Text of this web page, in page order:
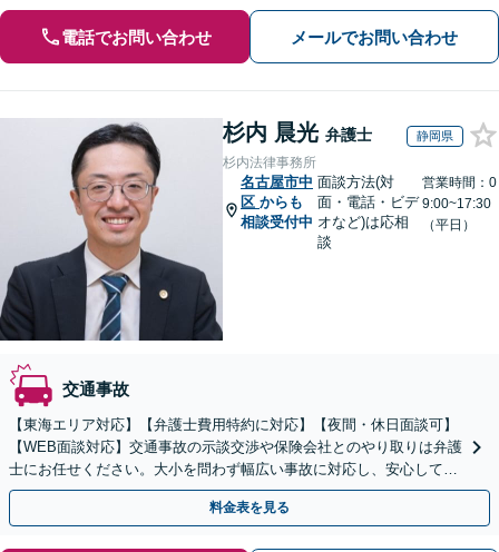
電話でお問い合わせ メールでお問い合わせ
杉内 晨光 弁護士 静岡県
杉内法律事務所
名古屋市中
区 からも
相談受付中
面談方法(対
面・電話・ビデ
オなど)は応相
談
営業時間：0
9:00~17:30
（平日）
交通事故
【東海エリア対応】【弁護士費用特約に対応】【夜間・休日面談可】
【WEB面談対応】交通事故の示談交渉や保険会社とのやり取りは弁護
士にお任せください。大小を問わず幅広い事故に対応し、安心して治
療に専念できるようサポートいたします。
料金表を見る